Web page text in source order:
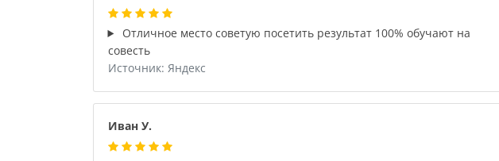
Отличное место советую посетить результат 100% обучают на
совесть
Источник: Яндекс
Иван У.